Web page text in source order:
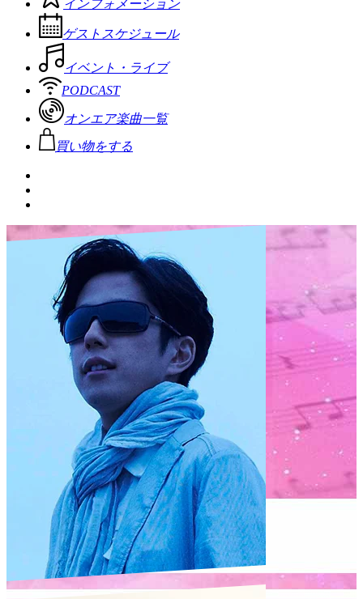
インフォメーション
ゲストスケジュール
イベント・ライブ
PODCAST
オンエア楽曲一覧
買い物をする